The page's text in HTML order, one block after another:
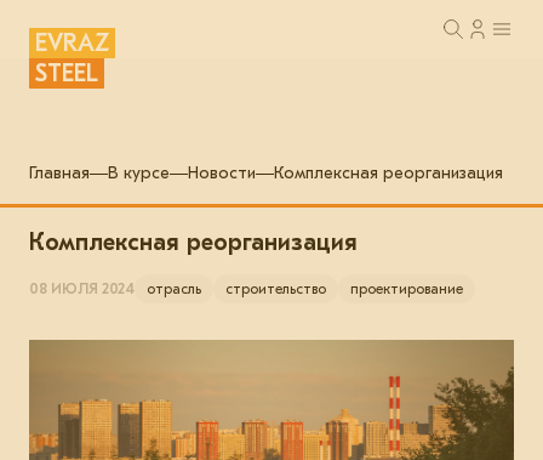
EVRAZ
STEEL
Главная В курсе Новости Комплексная реорганизация
Комплексная реорганизация
08 ИЮЛЯ 2024 отрасль строительство проектирование